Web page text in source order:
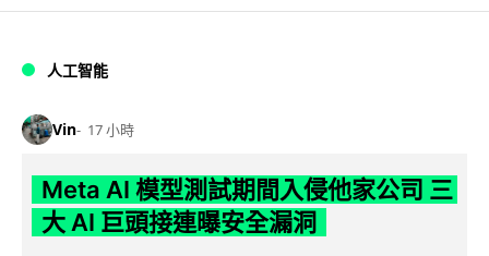
人工智能
Vin 17 小時
Meta AI 模型測試期間入侵他家公司 三
大 AI 巨頭接連曝安全漏洞